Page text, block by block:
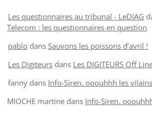
Les questionnaires au tribunal - LeDIAG
Telecom : les questionnaires en question
pablo dans Sauvons les poissons d’avril !
Les Digiteurs dans Les DIGITEURS Off
fanny dans Info-Siren. ooouhhh les
MIOCHE martine dans Info-Siren.